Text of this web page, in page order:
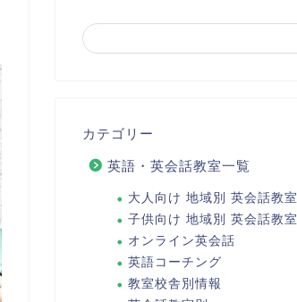
カテゴリー
英語・英会話教室一覧
大人向け 地域別 英会話教室
子供向け 地域別 英会話教室
オンライン英会話
英語コーチング
教室校舎別情報